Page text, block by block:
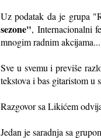
Uz podatak da je grupa
sezone", Internacionalni
mnogim radnim akcijama...
Sve u svemu i previše
tekstova i bas gitaristom u
Razgovor sa Likićem
Jedan je saradnja sa